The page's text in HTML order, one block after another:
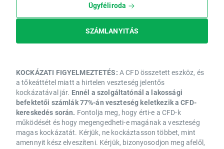
Ügyféliroda
SZÁMLANYITÁS
KOCKÁZATI FIGYELMEZTETÉS: A CFD összetett eszköz, és
a tőkeáttétel miatt a hirtelen veszteség jelentős
kockázatával jár. Ennél a szolgáltatónál a lakossági
befektetői számlák 77%-án veszteség keletkezik a CFD-
kereskedés során. Fontolja meg, hogy érti-e a CFD-k
működését és hogy megengedheti-e magának a veszteség
magas kockázatát. Kérjük, ne kockáztasson többet, mint
amennyit kész elveszíteni. Kérjük, bizonyosodjon meg afelől,